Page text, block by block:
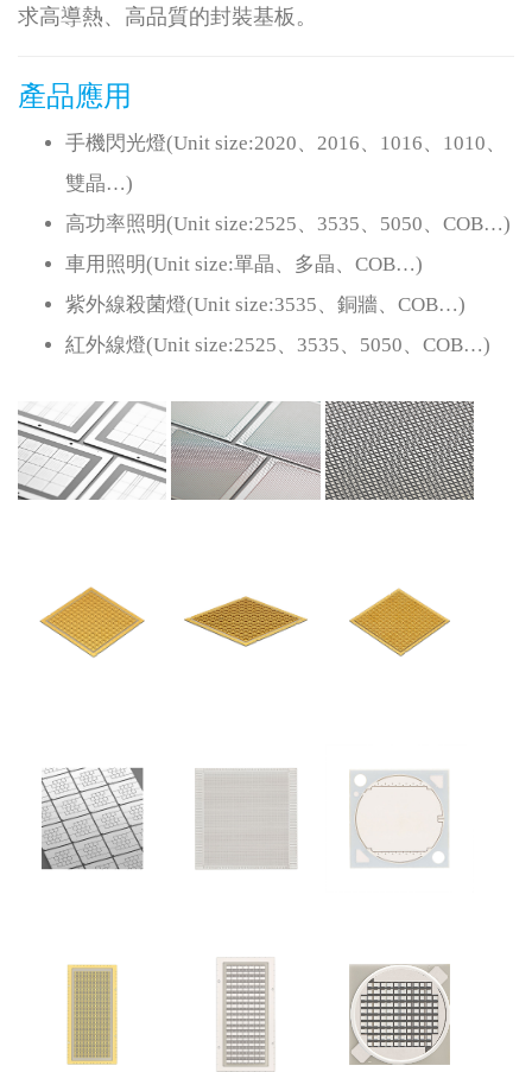
求高導熱、高品質的封裝基板。
產品應用
手機閃光燈(Unit size:2020、2016、1016、1010、
雙晶…)
高功率照明(Unit size:2525、3535、5050、COB…)
車用照明(Unit size:單晶、多晶、COB…)
紫外線殺菌燈(Unit size:3535、銅牆、COB…)
紅外線燈(Unit size:2525、3535、5050、COB…)